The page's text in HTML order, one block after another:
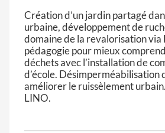
Création d’un jardin partagé
urbaine, développement de
domaine de la revalorisation via
pédagogie pour mieux
déchets avec l’installation de
d’école. Désimperméabilisation
améliorer le ruissèlement
LINO.